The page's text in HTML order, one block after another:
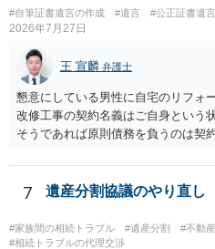
#自筆証書遺言の作成 #遺言 #公正証書遺
2026年7月27日
王 宣麟 弁護士
懇意にしている男性に自宅のリフォ
改修工事の契約名義はご自身という
そうであれば原則債務を負うのは契
ます。 入籍した場合でも、原則契
には変わりがありません。 なかな
場でアドバイスを行うのも限界が
を持参のうえ個別に弁護士に相談さ
7 遺産分割協議のやり直し
#家族間の相続トラブル #遺産分割
#不動
#相続トラブルの代理交渉